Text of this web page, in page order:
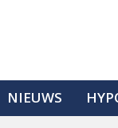
NIEUWS